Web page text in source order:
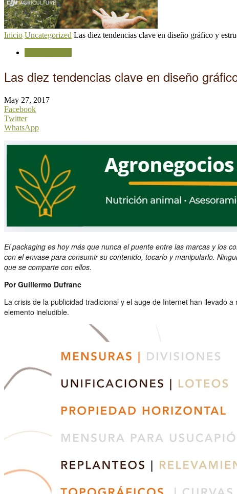
Inicio Uncategorized Las diez tendencias clave en diseño gráfico y
Las diez tendencias clave en diseño
May 27, 2017
Facebook
Twitter
WhatsApp
El packaging es hoy más que nunca el puente entre las marcas y los
con el envase para consumir su contenido, tocarlo y manipularlo.
que se comparte con ellos.
Por Guillermo Dufranc
La crisis de la publicidad tradicional y el auge de Internet han llevado
elemento ineludible.